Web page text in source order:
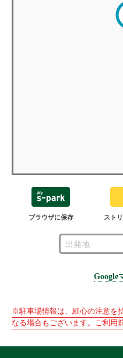
ブラウザに保存 スト
Google
※駐車場情報は、細心の注意を
なる場合もございます。ご利用